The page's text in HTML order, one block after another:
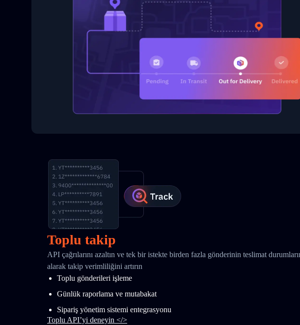
Toplu takip
API çağrılarını azaltın ve tek bir istekte birden fazla gönderinin teslimat
alarak takip verimliliğini artırın
Toplu gönderileri işleme
Günlük raporlama ve mutabakat
Sipariş yönetim sistemi entegrasyonu
Toplu API’yi deneyin </>